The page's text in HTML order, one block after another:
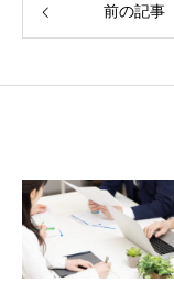
前の記事